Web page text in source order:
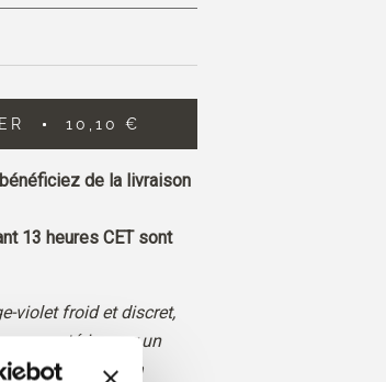
10,10 €
de la livraison
13 heures CET sont
violet froid et discret,
caractérise par un
qui confère à la